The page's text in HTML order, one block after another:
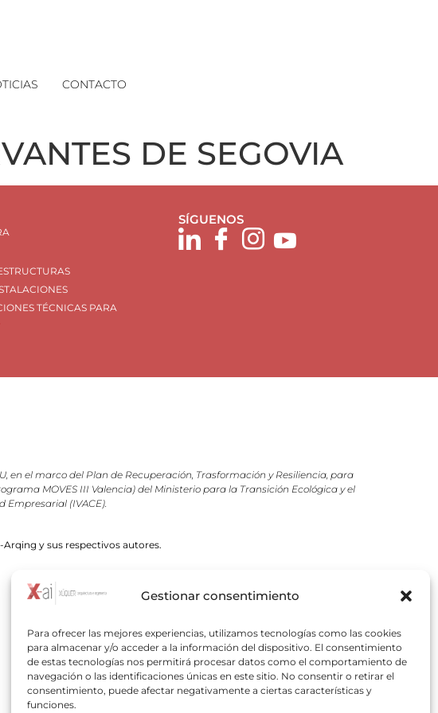
Gestionar consentimiento
Para ofrecer las mejores experiencias, utilizamos tecnologías como las cookies
para almacenar y/o acceder a la información del dispositivo. El consentimiento
de estas tecnologías nos permitirá procesar datos como el comportamiento de
navegación o las identificaciones únicas en este sitio. No consentir o retirar el
consentimiento, puede afectar negativamente a ciertas características y
funciones.
CONTACTO
DE SEGOVIA
TÉCNICAS PARA
SÍGUENOS
en el marco del Plan de Recuperación, Trasformación y Resiliencia, para
MOVES III Valencia) del Ministerio para la Transición Ecológica y el
(IVACE).
y sus respectivos autores.